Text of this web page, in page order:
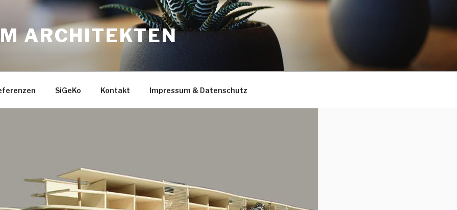
ARCHITEKTEN
SiGeKo Kontakt Impressum & Datenschutz